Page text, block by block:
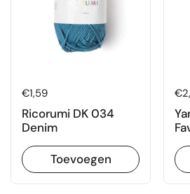
Prijs:
€1,59
Ricorumi DK 034
Denim
Toevoegen